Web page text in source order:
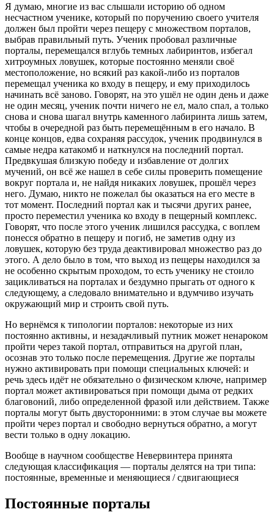
Я думаю, многие из вас слышали историю об одном
несчастном ученике, который по поручению своего учителя
должен был пройти через пещеру с множеством порталов,
выбрав правильный путь. Ученик пробовал различные
порталы, перемещался вглубь темных лабиринтов, избегал
хитроумных ловушек, которые постоянно меняли своё
местоположение, но всякий раз какой-либо из порталов
перемещал ученика ко входу в пещеру, и ему приходилось
начинать всё заново. Говорят, на это ушёл не один день и даже
не один месяц, ученик почти ничего не ел, мало спал, а только
снова и снова шагал внутрь каменного лабиринта лишь затем,
чтобы в очередной раз быть перемещённым в его начало. В
конце концов, едва сохраняя рассудок, ученик продвинулся в
самые недра катакомб и наткнулся на последний портал.
Предвкушая близкую победу и избавление от долгих
мучений, он всё же нашел в себе силы проверить помещение
вокруг портала и, не найдя никаких ловушек, прошёл через
него. Думаю, никто не пожелал бы оказаться на его месте в
тот момент. Последний портал как и тысячи других ранее,
просто переместил ученика ко входу в пещерный комплекс.
Говорят, что после этого ученик лишился рассудка, с воплем
понесся обратно в пещеру и погиб, не заметив одну из
ловушек, которую без труда деактивировал множество раз до
этого. А дело было в том, что выход из пещеры находился за
не особенно скрытым проходом, то есть ученику не стоило
зацикливаться на порталах и бездумно прыгать от одного к
следующему, а следовало внимательно и вдумчиво изучать
окружающий мир и строить свой путь.
Но вернёмся к типологии порталов: некоторые из них
постоянно активны, и незадачливый путник может ненароком
пройти через такой портал, отправиться на другой план,
осознав это только после перемещения. Другие же порталы
нужно активировать при помощи специальных ключей: и
речь здесь идёт не обязательно о физическом ключе, например
портал может активироваться при помощи дыма от редких
благовоний, либо определенной фразой или действием. Также
порталы могут быть двусторонними: в этом случае вы можете
пройти через портал и свободно вернуться обратно, а могут
вести только в одну локацию.
Вообще в научном сообществе Невервинтера принята
следующая классификация — порталы делятся на три типа:
постоянные, временные и меняющиеся / сдвигающиеся
Постоянные порталы